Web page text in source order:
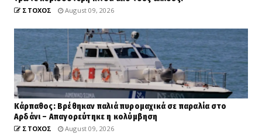
ΣΤΟΧΟΣ August 09, 2026
Κάρπαθος: Βρέθηκαν παλιά πυρομαχικά σε παραλία στο
Αρδάνι – Απαγορεύτηκε η κολύμβηση
ΣΤΟΧΟΣ August 09, 2026